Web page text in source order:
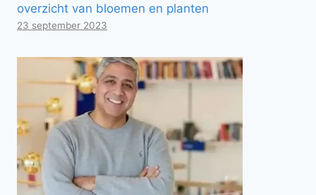
overzicht van bloemen en planten
23 september 2023